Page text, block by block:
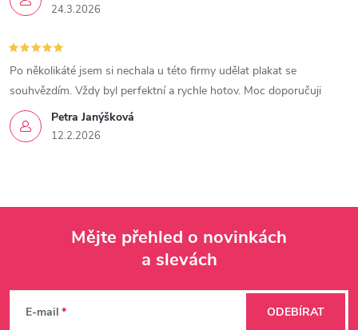
24.3.2026
Petra Janýšková
12.2.2026
Po několikáté jsem si nechala u této firmy udělat plakat se
souhvězdím. Vždy byl perfektní a rychle hotov. Moc doporučuji
Mějte přehled o novinkách
a slevách
E-mail ODEBÍRAT